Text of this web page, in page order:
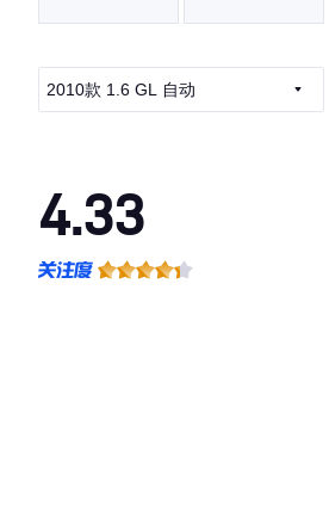
2010款 1.6 GL 自动
4.33